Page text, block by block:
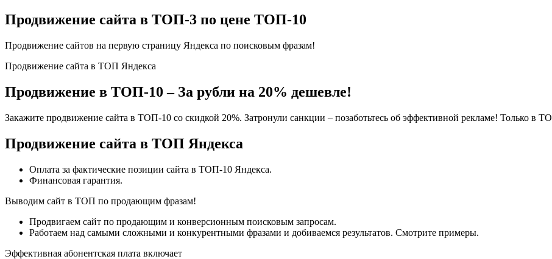
Продвижение сайта в ТОП-3 по цене ТОП-10
Продвижение сайтов на первую страницу Яндекса по поисковым фразам!
Продвижение сайта в ТОП Яндекса
Продвижение в ТОП-10 – За рубли на 20% дешевле!
Закажите продвижение сайта в ТОП-10 со скидкой 20%. Затронули санкции – позаботьтесь об эффективной рекламе! Только в
Продвижение сайта в ТОП Яндекса
Оплата за фактические позиции сайта в ТОП-10 Яндекса.
Финансовая гарантия.
Выводим сайт в ТОП по продающим фразам!
Продвигаем сайт по продающим и конверсионным поисковым запросам.
Работаем над самыми сложными и конкурентными фразами и добиваемся результатов. Смотрите примеры.
Эффективная абонентская плата включает